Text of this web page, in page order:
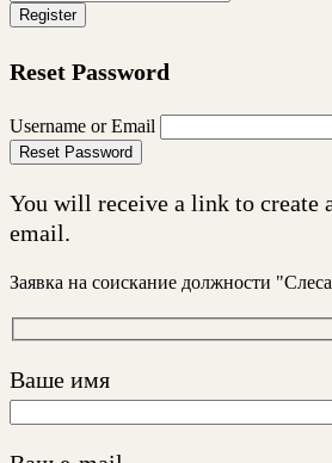
Register
Reset Password
Username or Email
Reset Password
You will receive a link to create
email.
Заявка на соискание должности
Ваше имя